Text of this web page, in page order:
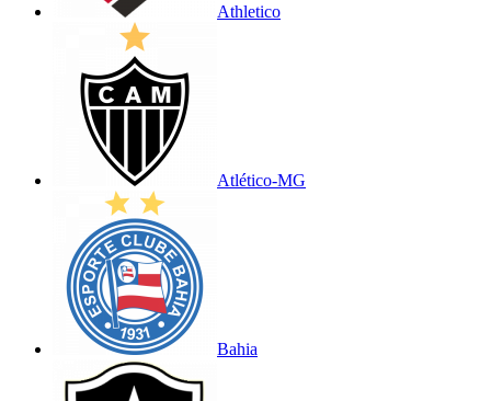
Athletico
Atlético-MG
Bahia